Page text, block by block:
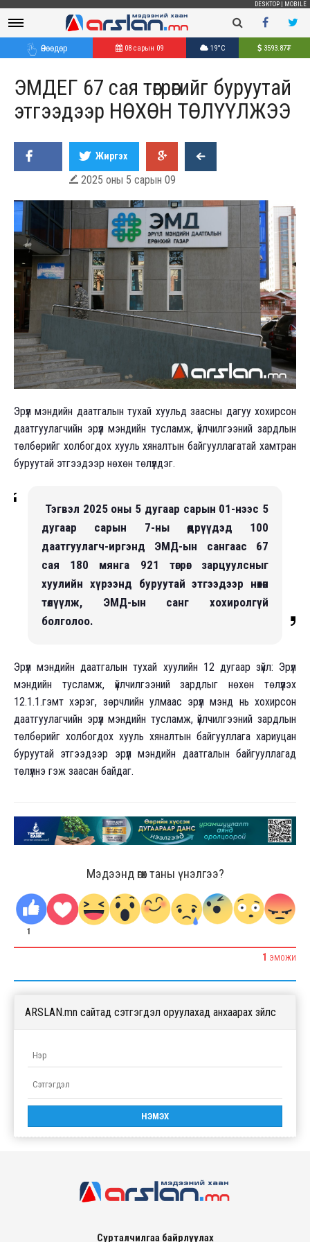
DESKTOP MOBILE
Өнөөдөр 08 сарын 09 19°C 3593.87₮
ЭМДЕГ 67 сая төгрөгийг буруутай
этгээдээр НӨХӨН ТӨЛҮҮЛЖЭЭ
Жиргэх
 2025 оны 5 сарын 09
Эрүүл мэндийн даатгалын тухай хуульд заасны дагуу хохирсон
даатгуулагчийн эрүүл мэндийн тусламж, үйлчилгээний зардлын
төлбөрийг холбогдох хууль хяналтын байгууллагатай хамтран
буруутай этгээдээр нөхөн төлүүлдэг.
Тэгвэл 2025 оны 5 дугаар сарын 01-нээс 5
дугаар сарын 7-ны өдрүүдэд 100
даатгуулагч-иргэнд ЭМД-ын сангаас 67
сая 180 мянга 921 төгрөг зарцуулсныг
хуулийн хүрээнд буруутай этгээдээр нөхөн
төлүүлж, ЭМД-ын санг хохиролгүй
болголоо.
Эрүүл мэндийн даатгалын тухай хуулийн 12 дугаар зүйл: Эрүүл
мэндийн тусламж, үйлчилгээний зардлыг нөхөн төлүүлэх
12.1.1.гэмт хэрэг, зөрчлийн улмаас эрүүл мэнд нь хохирсон
даатгуулагчийн эрүүл мэндийн тусламж, үйлчилгээний зардлын
төлбөрийг холбогдох хууль хяналтын байгууллага хариуцан
буруутай этгээдээр эрүүл мэндийн даатгалын байгууллагад
төлүүлнэ гэж заасан байдаг.
Мэдээнд өгөх таны үнэлгээ?
1
1 ЭМОЖИ
ARSLAN.mn сайтад сэтгэгдэл оруулахад анхаарах зүйлс
Сурталчилгаа байрлуулах